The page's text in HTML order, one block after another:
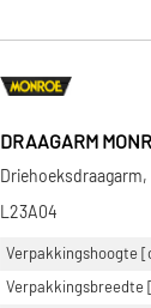
DRAAGARM
L23A04
Verpakkingshoogte
Verpakkingsbreedte